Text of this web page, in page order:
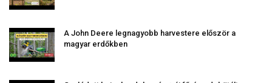
A John Deere legnagyobb harvestere először a
magyar erdőkben